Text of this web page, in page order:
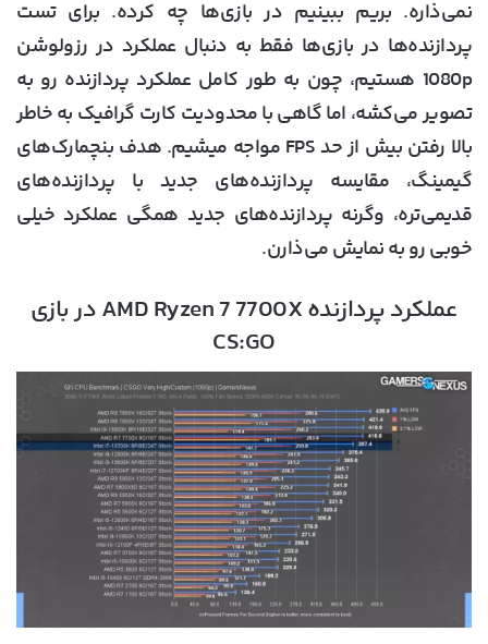
نمی‌ذاره. بریم ببینیم در بازی‌ها چه کرده. برای تست
پردازنده‌ها در بازی‌ها فقط به دنبال عملکرد در رزولوشن
1080p هستیم، چون به طور کامل عملکرد پردازنده رو به
تصویر می‌کشه، اما گاهی با محدودیت کارت گرافیک به خاطر
بالا رفتن بیش از حد FPS مواجه میشیم. هدف بنچمارک‌های
گیمینگ، مقایسه پردازنده‌های جدید با پردازند‌ه‌های
قدیمی‌تره، وگرنه پردازنده‌های جدید همگی عملکرد خیلی
خوبی رو به نمایش می‌ذارن.
عملکرد پردازنده AMD Ryzen 7 7700X در بازی
CS:GO